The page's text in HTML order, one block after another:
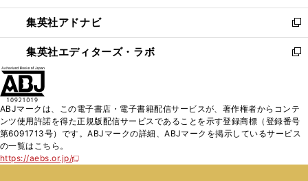
開
く
ウ
で
開
く
ン
ド
ウ
で
ウ
ィ
ン
ド
く
集英社アドナビ
新
し
い
ド
ウ
で
集英社エディターズ・ラボ
新
ィ
ン
ド
ABJマークは、この電子書店・電子書籍配信サービスが、著作権者からコンテ
ンツ使用許諾を得た正規版配信サービスであることを示す登録商標（登録番号
第6091713号）です。ABJマークの詳細、ABJマークを掲示しているサービス
の一覧はこちら。
https://aebs.or.jp/
新